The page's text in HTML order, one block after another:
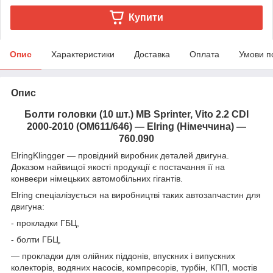
Купити
Опис Характеристики Доставка Оплата Умови
Опис
Болти головки (10 шт.) MB Sprinter, Vito 2.2 CDI
2000-2010 (OM611/646) — Elring (Німеччина) —
760.090
ElringKlingger — провідний виробник деталей двигуна.
Доказом найвищої якості продукції є постачання її на
конвеєри німецьких автомобільних гігантів.
Elring спеціалізується на виробництві таких автозапчастин для
двигуна:
- прокладки ГБЦ,
- болти ГБЦ,
— прокладки для олійних піддонів, впускних і випускних
колекторів, водяних насосів, компресорів, турбін, КПП, мостів